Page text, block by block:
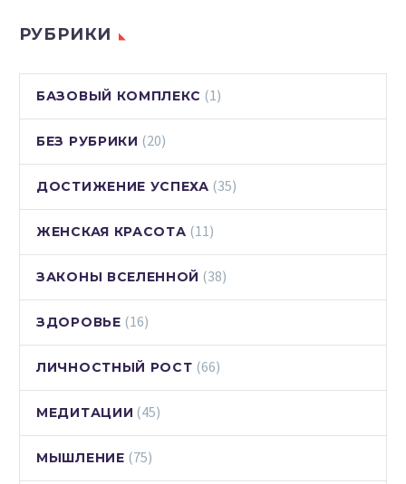
РУБРИКИ
БАЗОВЫЙ КОМПЛЕКС (1)
БЕЗ РУБРИКИ (20)
ДОСТИЖЕНИЕ УСПЕХА (35)
ЖЕНСКАЯ КРАСОТА (11)
ЗАКОНЫ ВСЕЛЕННОЙ (38)
ЗДОРОВЬЕ (16)
ЛИЧНОСТНЫЙ РОСТ (66)
МЕДИТАЦИИ (45)
МЫШЛЕНИЕ (75)